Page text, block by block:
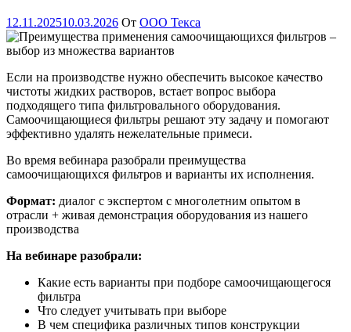
12.11.202510.03.2026 От ООО Текса
Если на производстве нужно обеспечить высокое качество
чистоты жидких растворов, встает вопрос выбора
подходящего типа фильтровального оборудования.
Самоочищающиеся фильтры решают эту задачу и помогают
эффективно удалять нежелательные примеси.
Во время вебинара разобрали преимущества
самоочищающихся фильтров и варианты их исполнения.
Формат: диалог с экспертом с многолетним опытом в
отрасли + живая демонстрация оборудования из нашего
производства
На вебинаре разобрали:
Какие есть варианты при подборе самоочищающегося
фильтра
Что следует учитывать при выборе
В чем специфика различных типов конструкции